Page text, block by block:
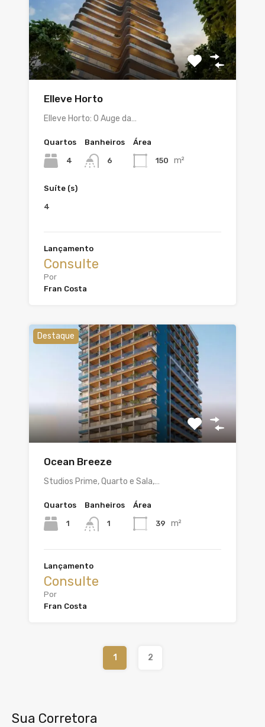
Elleve Horto
Elleve Horto: O Auge da…
Quartos
4
Banheiros
6
Área
150 m²
Suíte (s)
4
Lançamento
Consulte
Por
Fran Costa
Destaque
Ocean Breeze
Studios Prime, Quarto e Sala,…
Quartos
1
Banheiros
1
Área
39 m²
Lançamento
Consulte
Por
Fran Costa
1 2
Sua Corretora